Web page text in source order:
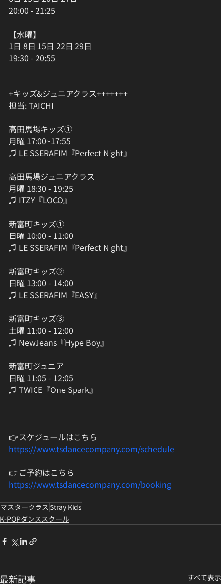
20:00 - 21:25
【水曜】
1日 8日 15日 22日 29日
19:30 - 20:55
+キッズ&ジュニアクラス+++++++
担当: TAICHI
高田馬場キッズ①
月曜 17:00~17:55
♫ LE SSERAFIM『Perfect Night』
高田馬場ジュニアクラス
月曜 18:30 - 19:25
♫ ITZY『LOCO』
新富町キッズ①
日曜 10:00 - 11:00
♫ LE SSERAFIM『Perfect Night』
新富町キッズ②
日曜 13:00 - 14:00
♫ LE SSERAFIM『EASY』
新富町キッズ③
土曜 11:00 - 12:00
♫ NewJeans『Hype Boy』
新富町ジュニア
日曜 11:05 - 12:05
♫ TWICE『One Spark』
👉スケジュールはこちら
https://www.tsdancecompany.com/schedule
👉ご予約はこちら
https://www.tsdancecompany.com/booking
マスタークラス Stray Kids
K-POPダンススクール
最新記事 すべて表示